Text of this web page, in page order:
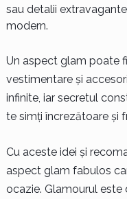
sau detalii
modern.
Un aspect glam poate
vestimentare și
infinite, iar secretul
te simți încrezătoare și
Cu aceste idei și
aspect glam fabulos
ocazie. Glamourul este